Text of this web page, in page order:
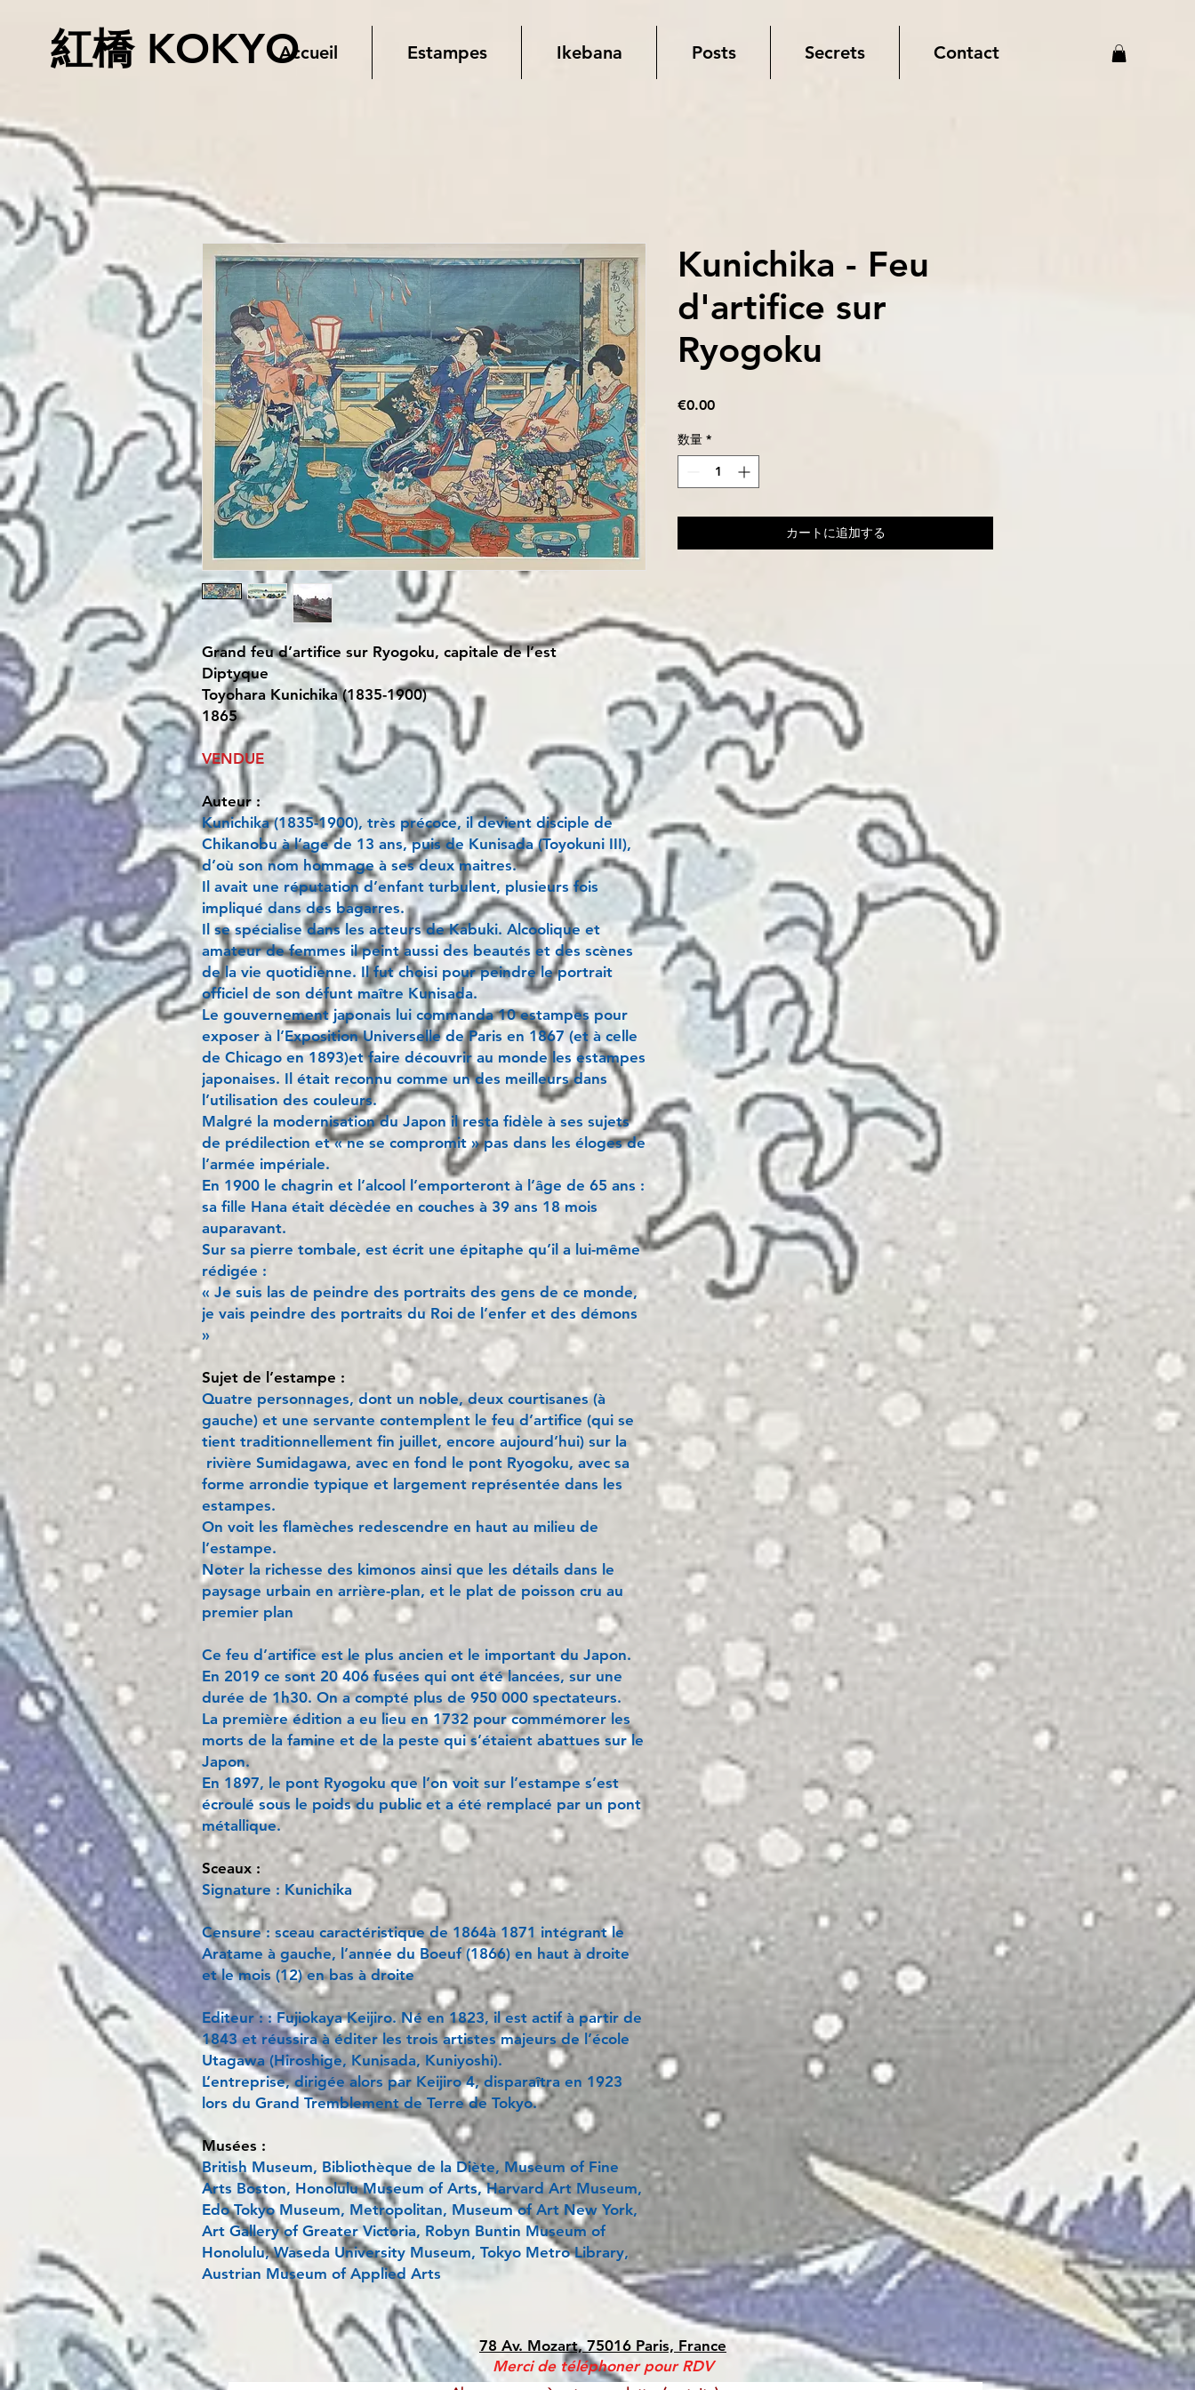
紅橋 KOKYOAccueil Estampes Ikebana Posts Secrets Contact
Grand feu d’artifice sur Ryogoku, capitale de l’est
Diptyque
Toyohara Kunichika (1835-1900)
1865
VENDUE
Auteur :
Kunichika (1835-1900), très précoce, il devient disciple de
Chikanobu à l’age de 13 ans, puis de Kunisada (Toyokuni III),
d’où son nom hommage à ses deux maitres.
Il avait une réputation d’enfant turbulent, plusieurs fois
impliqué dans des bagarres.
Il se spécialise dans les acteurs de Kabuki. Alcoolique et
amateur de femmes il peint aussi des beautés et des scènes
de la vie quotidienne. Il fut choisi pour peindre le portrait
officiel de son défunt maître Kunisada.
Le gouvernement japonais lui commanda 10 estampes pour
exposer à l’Exposition Universelle de Paris en 1867 (et à celle
de Chicago en 1893)et faire découvrir au monde les estampes
japonaises. Il était reconnu comme un des meilleurs dans
l’utilisation des couleurs.
Malgré la modernisation du Japon il resta fidèle à ses sujets
de prédilection et « ne se compromit » pas dans les éloges de
l’armée impériale.
En 1900 le chagrin et l’alcool l’emporteront à l’âge de 65 ans :
sa fille Hana était décèdée en couches à 39 ans 18 mois
auparavant.
Sur sa pierre tombale, est écrit une épitaphe qu’il a lui-même
rédigée :
« Je suis las de peindre des portraits des gens de ce monde,
je vais peindre des portraits du Roi de l’enfer et des démons
»
Sujet de l’estampe :
Quatre personnages, dont un noble, deux courtisanes (à
gauche) et une servante contemplent le feu d’artifice (qui se
tient traditionnellement fin juillet, encore aujourd’hui) sur la
rivière Sumidagawa, avec en fond le pont Ryogoku, avec sa
forme arrondie typique et largement représentée dans les
estampes.
On voit les flamèches redescendre en haut au milieu de
l’estampe.
Noter la richesse des kimonos ainsi que les détails dans le
paysage urbain en arrière-plan, et le plat de poisson cru au
premier plan
Ce feu d’artifice est le plus ancien et le important du Japon.
En 2019 ce sont 20 406 fusées qui ont été lancées, sur une
durée de 1h30. On a compté plus de 950 000 spectateurs.
La première édition a eu lieu en 1732 pour commémorer les
morts de la famine et de la peste qui s’étaient abattues sur le
Japon.
En 1897, le pont Ryogoku que l’on voit sur l’estampe s’est
écroulé sous le poids du public et a été remplacé par un pont
métallique.
Sceaux :
Signature : Kunichika
Censure : sceau caractéristique de 1864à 1871 intégrant le
Aratame à gauche, l’année du Boeuf (1866) en haut à droite
et le mois (12) en bas à droite
Editeur : : Fujiokaya Keijiro. Né en 1823, il est actif à partir de
1843 et réussira à éditer les trois artistes majeurs de l’école
Utagawa (Hiroshige, Kunisada, Kuniyoshi).
L’entreprise, dirigée alors par Keijiro 4, disparaîtra en 1923
lors du Grand Tremblement de Terre de Tokyo.
Musées :
British Museum, Bibliothèque de la Diète, Museum of Fine
Arts Boston, Honolulu Museum of Arts, Harvard Art Museum,
Edo Tokyo Museum, Metropolitan, Museum of Art New York,
Art Gallery of Greater Victoria, Robyn Buntin Museum of
Honolulu, Waseda University Museum, Tokyo Metro Library,
Austrian Museum of Applied Arts
Kunichika - Feu
d'artifice sur
Ryogoku
€0.00価
数量 *
カートに追加する
78 Av. Mozart, 75016 Paris, France
Merci de téléphoner pour RDV